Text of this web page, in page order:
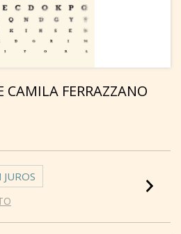
CAMILA FERRAZZANO
JUROS